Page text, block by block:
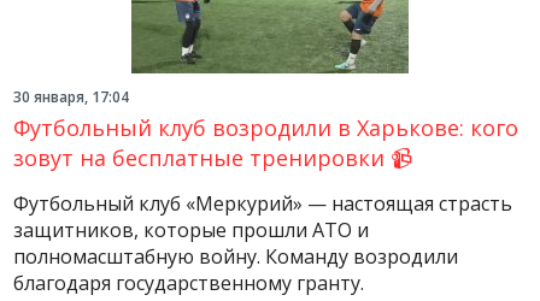
30 января, 17:04
Футбольный клуб возродили в Харькове: кого
зовут на бесплатные тренировки 📹
Футбольный клуб «Меркурий» — настоящая страсть
защитников, которые прошли АТО и
полномасштабную войну. Команду возродили
благодаря государственному гранту.